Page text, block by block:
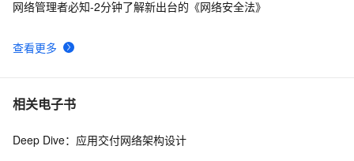
查看更多
网络管理者必知-2分钟了解新出台的《网络安全法》
相关电子书
Deep Dive：应用交付网络架构设计